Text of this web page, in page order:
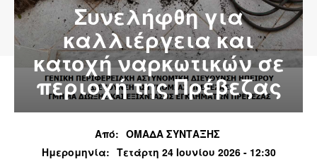
Συνελήφθη για
καλλιέργεια και
κατοχή ναρκωτικών σε
περιοχή της Πρέβεζας
Από: ΟΜΑΔΑ ΣΥΝΤΑΞΗΣ
Ημερομηνία: Τετάρτη 24 Ιουνίου 2026 - 12:30